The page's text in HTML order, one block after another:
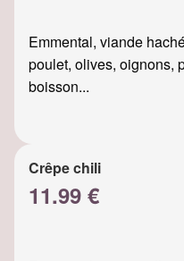
Emmental, viande
poulet, olives, oignons,
boisson...
Crêpe chili
11.99 €